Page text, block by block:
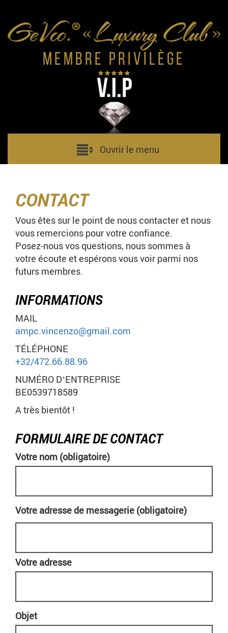
Membre Privilège
Ouvrir le menu
CONTACT
Vous êtes sur le point de nous contacter et nous
vous remercions pour votre confiance.
Posez-nous vos questions, nous sommes à
votre écoute et espérons vous voir parmi nos
futurs membres.
INFORMATIONS
MAIL
ampc.vincenzo@gmail.com
TÉLÉPHONE
+32/472.66.88.96
NUMÉRO D’ENTREPRISE
BE0539718589
A très bientôt !
FORMULAIRE DE CONTACT
Votre nom (obligatoire)
Votre adresse de messagerie (obligatoire)
Votre adresse
Objet